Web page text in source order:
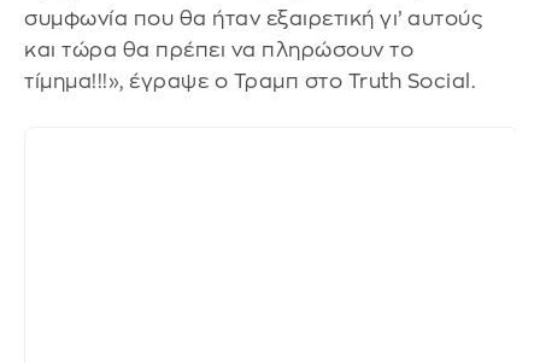
συμφωνία που θα ήταν εξαιρετική γι’ αυτούς
και τώρα θα πρέπει να πληρώσουν το
τίμημα!!!», έγραψε ο Τραμπ στο Truth Social.